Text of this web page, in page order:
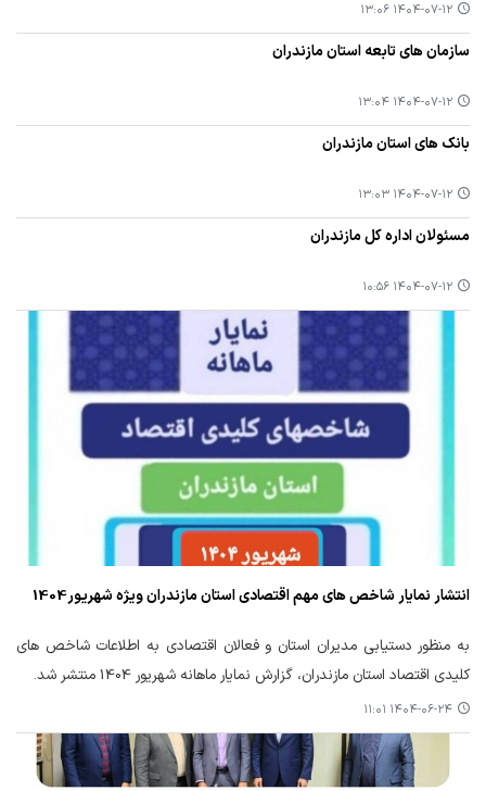
۱۴۰۴-۰۷-۱۲ ۱۳:۰۶
سازمان های تابعه استان مازندران
۱۴۰۴-۰۷-۱۲ ۱۳:۰۴
بانک های استان مازندران
۱۴۰۴-۰۷-۱۲ ۱۳:۰۳
مسئولان اداره کل مازندران
۱۴۰۴-۰۷-۱۲ ۱۰:۵۶
انتشار نمایار شاخص های مهم اقتصادی استان مازندران ویژه شهریور1404
به منظور دستیابی مدیران استان و فعالان اقتصادی به اطلاعات شاخص های
کلیدی اقتصاد استان مازندران، گزارش نمایار ماهانه شهریور 1404 منتشر شد.
۱۴۰۴-۰۶-۲۴ ۱۱:۰۱